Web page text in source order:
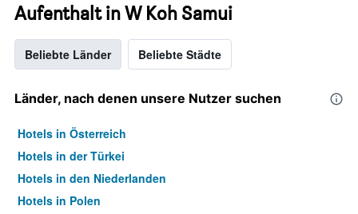
Aufenthalt in W Koh Samui
Beliebte Länder Beliebte Städte
Länder, nach denen unsere Nutzer suchen
Hotels in Österreich
Hotels in der Türkei
Hotels in den Niederlanden
Hotels in Polen